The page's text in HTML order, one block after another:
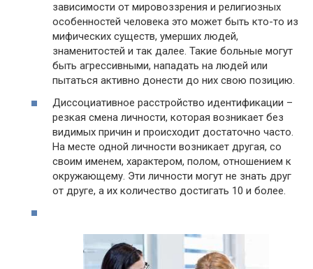
зависимости от мировоззрения и религиозных
особенностей человека это может быть кто-то из
мифических существ, умерших людей,
знаменитостей и так далее. Такие больные могут
быть агрессивными, нападать на людей или
пытаться активно донести до них свою позицию.
Диссоциативное расстройство идентификации –
резкая смена личности, которая возникает без
видимых причин и происходит достаточно часто.
На месте одной личности возникает другая, со
своим именем, характером, полом, отношением к
окружающему. Эти личности могут не знать друг
от друге, а их количество достигать 10 и более.